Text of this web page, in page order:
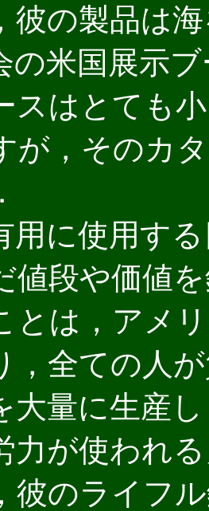
彼の製品は
の米国展示
はとても
が，そのカ
用に使用す
値段や価値
とは，アメ
全ての人
大量に生産
力が使われ
のライフ